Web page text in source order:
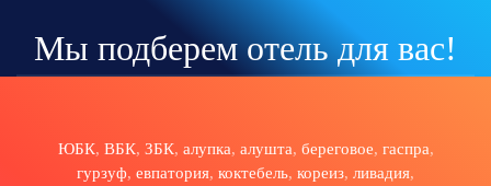
Мы подберем отель для вас!
ЮБК, ВБК, ЗБК, алупка, алушта, береговое, гаспра,
гурзуф, евпатория, коктебель, кореиз, ливадия,